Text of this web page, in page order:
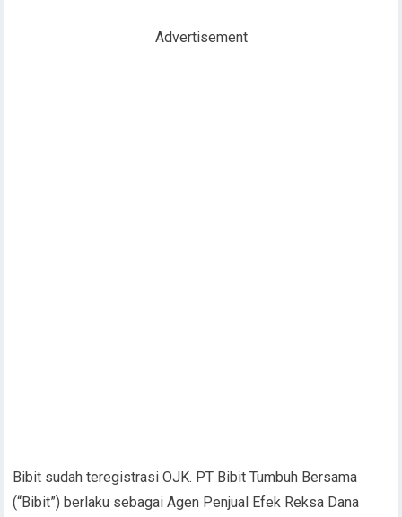
Advertisement
Bibit sudah teregistrasi OJK. PT Bibit Tumbuh Bersama
(“Bibit”) berlaku sebagai Agen Penjual Efek Reksa Dana